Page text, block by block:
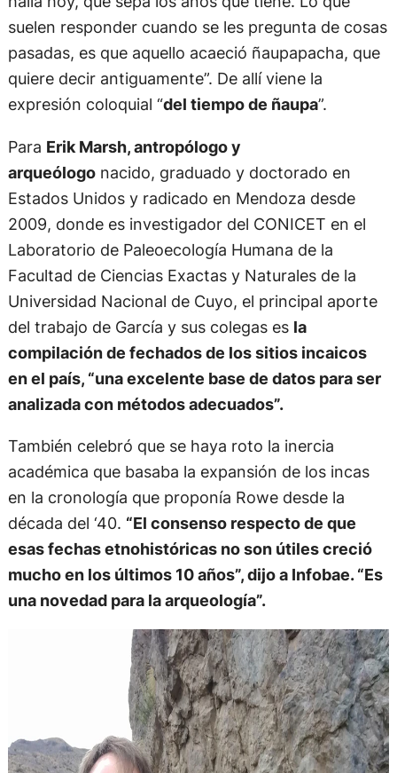
suelen responder cuando se les pregunta de cosas
pasadas, es que aquello acaeció ñaupapacha, que
quiere decir antiguamente”. De allí viene la
expresión coloquial “del tiempo de ñaupa”.
Para Erik Marsh, antropólogo y
arqueólogonacido, graduado y doctorado en
Estados Unidos y radicado en Mendoza desde
2009, donde es investigador del CONICET en el
Laboratorio de Paleoecología Humana de la
Facultad de Ciencias Exactas y Naturales de la
Universidad Nacional de Cuyo, el principal aporte
del trabajo de García y sus colegas es la
compilación de fechados de los sitios incaicos
en el país, “una excelente base de datos para ser
analizada con métodos adecuados”.
También celebró que se haya roto la inercia
académica que basaba la expansión de los incas
en la cronología que proponía Rowe desde la
década del ‘40. “El consenso respecto de que
esas fechas etnohistóricas no son útiles creció
mucho en los últimos 10 años”, dijo a Infobae. “Es
una novedad para la arqueología”.